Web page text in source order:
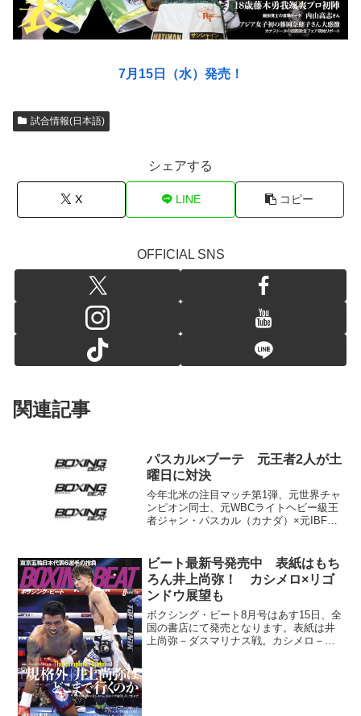
7月15日（水）発売！
試合情報(日本語)
シェアする
X LINE コピー
OFFICIAL SNS
関連記事
パスカル×ブーテ 元王者2人が土
曜日に対決
今年北米の注目マッチ第1弾、元世界チャ
ンピオン同士、元WBCライトヘビー級王
者ジャン・パスカル（カナダ）×元IBFス
オールで開催された。試合は今週土曜日
18日（日本時間...
ビート最新号発売中 表紙はもち
ろん井上尚弥！ カシメロ×リゴ
ンドウ展望も
ボクシング・ビート8月号はあす15日、全
国の書店にて発売となります。表紙は井
上尚弥－ダスマリナス戦。カシメロ－リ